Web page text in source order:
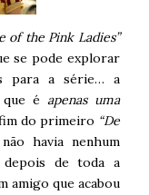
of the Pink Ladies”
se pode explorar
para a série… a
que éapenas uma
do primeiro “De
havia nenhum
depois de toda a
amigo que acabou